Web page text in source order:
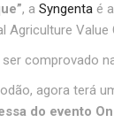
, a Syngenta é
Agriculture
comprovado
agora terá
do evento